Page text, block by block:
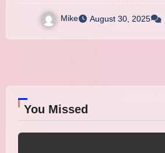
Mike August 30, 2025
You Missed